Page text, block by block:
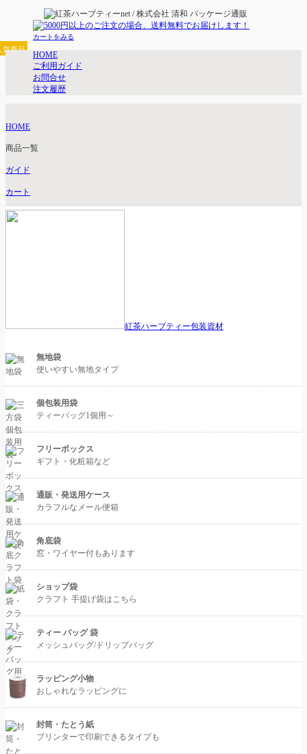
カートをみる
HOME
ご利用ガイド
お問合せ
注文履歴
HOME
商品一覧
ガイド
カート
紅茶ハーブティー包装資材
無地袋
使いやすい無地タイプ
個包装用袋
ティーバッグ1個用～
フリーボックス
ギフト・化粧箱など
通販・発送用ケース
カラフルなメール便箱
角底袋
窓・ワイヤー付もあります
ショップ袋
クラフト 手提げ袋はこちら
ティー バッグ 袋
メッシュバッグ/ドリップバッグ
ラッピング小物
おしゃれなラッピングに
封筒・たとう紙
プリンターで印刷できるタイプも
気商品